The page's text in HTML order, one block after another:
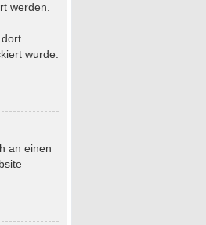
werden.
wurde.
an einen